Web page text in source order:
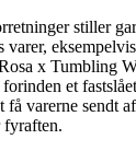
stiller
varer,
x Tumbling
et
få varerne sendt
fyraften.